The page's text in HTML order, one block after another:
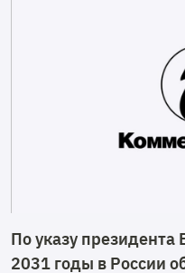
По указу
2031 годы в России